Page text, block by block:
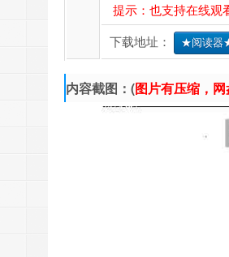
提示：也支持在线观
下载地址：
★阅读器
内容截图：(图片有压缩，